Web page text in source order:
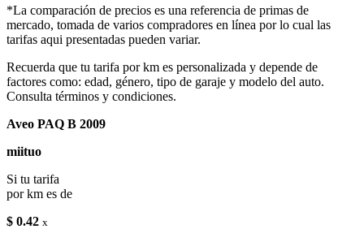
*La comparación de precios es una referencia de primas de
mercado, tomada de varios compradores en línea por lo cual las
tarifas aqui presentadas pueden variar.
Recuerda que tu tarifa por km es personalizada y depende de
factores como: edad, género, tipo de garaje y modelo del auto.
Consulta términos y condiciones.
Aveo PAQ B 2009
miituo
Si tu tarifa
por km es de
$ 0.42 x